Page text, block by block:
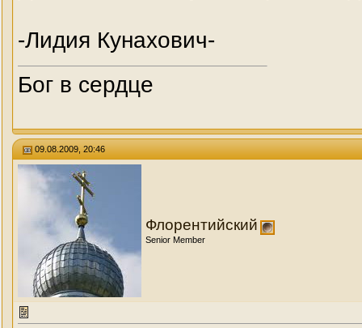
-Лидия Кунахович-
Бог в сердце
09.08.2009, 20:46
Флорентийский
Senior Member